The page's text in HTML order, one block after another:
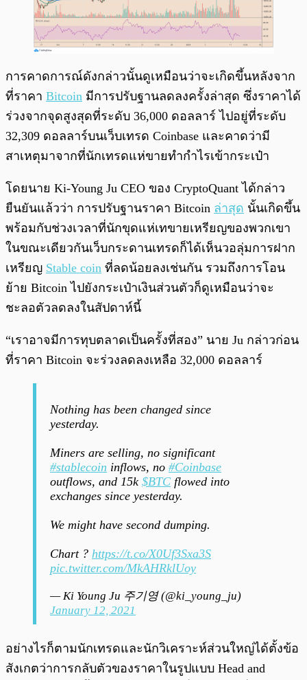
การคาดการณ์ดังกล่าวนั้นดูเหมือนว่าจะเกิดขึ้นหลังจาก
ที่ราคา Bitcoin มีการปรับฐานลดลงครั้งล่าสุด ซึ่งราคาได้
ร่วงจากจุดสูงสุดที่ระดับ 36,000 ดอลลาร์ ไปอยู่ที่ระดับ
32,309 ดอลลาร์บนเว็บเทรด Coinbase และคาดว่ามี
สาเหตุมาจากที่นักเทรดแห่ขายทำกำไรเข้ากระเป๋า
โดยนาย Ki-Young Ju CEO ของ CryptoQuant ได้กล่าว
ยืนยันแล้วว่า การปรับฐานราคา Bitcoin ล่าสุด นั้นเกิดขึ้น
พร้อมกับช่วงเวลาที่นักขุดแห่เทขายเหรียญของพวกเขา
ในขณะเดียวกันเว็บกระดานเทรดก็ได้เห็นวอลุ่มการฝาก
เหรียญ Stable coin ที่ลดน้อยลงเช่นกัน รวมถึงการโอน
ย้าย Bitcoin ไปยังกระเป๋าเงินส่วนตัวก็ดูเหมือนว่าจะ
ชะลอตัวลดลงในสัปดาห์นี้
“เราอาจมีการทุบตลาดเป็นครั้งที่สอง” นาย Ju กล่าวก่อน
ที่ราคา Bitcoin จะร่วงลดลงเหลือ 32,000 ดอลลาร์
Nothing has been changed since
yesterday.
Miners are selling, no significant
#stablecoin inflows, no #Coinbase
outflows, and 15k $BTC flowed into
exchanges since yesterday.
We might have second dumping.
Chart ? https://t.co/X0Uf3Sxa3S
pic.twitter.com/MkAHRklUoy
— Ki Young Ju 주기영 (@ki_young_ju)
January 12, 2021
อย่างไรก็ตามนักเทรดและนักวิเคราะห์ส่วนใหญ่ได้ตั้งข้อ
สังเกตว่าการกลับตัวของราคาในรูปแบบ Head and